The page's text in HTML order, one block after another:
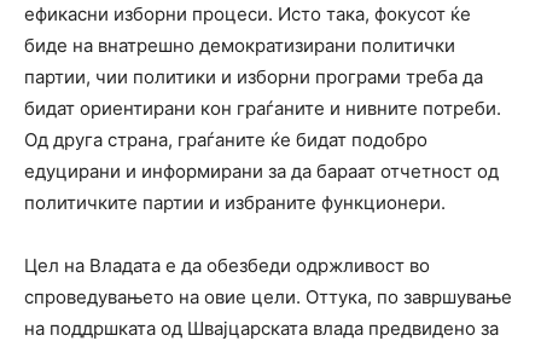
ефикасни изборни процеси. Исто така, фокусот ќе
биде на внатрешно демократизирани политички
партии, чии политики и изборни програми треба да
бидат ориентирани кон граѓаните и нивните потреби.
Од друга страна, граѓаните ќе бидат подобро
едуцирани и информирани за да бараат отчетност од
политичките партии и избраните функционери.
Цел на Владата е да обезбеди одржливост во
спроведувањето на овие цели. Оттука, по завршување
на поддршката од Швајцарската влада предвидено за